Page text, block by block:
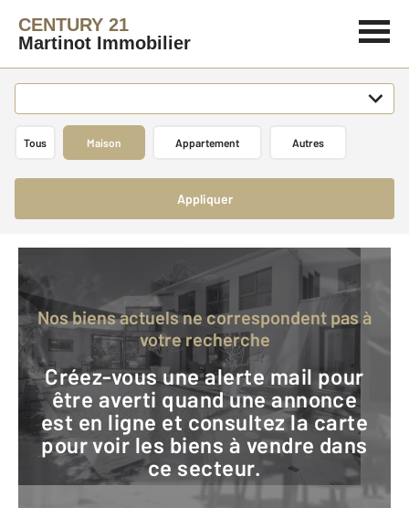
CENTURY 21
Martinot Immobilier
Tous Maison Appartement Autres
Appliquer
Nos biens actuels ne correspondent pas à
votre recherche
Créez-vous une alerte mail pour
être averti quand une annonce
est en ligne et consultez la carte
pour voir les biens à vendre dans
ce secteur.